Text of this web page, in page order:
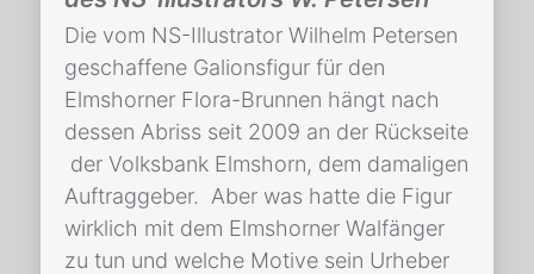
Die vom NS-Illustrator Wilhelm Petersen
geschaffene Galionsfigur für den
Elmshorner Flora-Brunnen hängt nach
dessen Abriss seit 2009 an der Rückseite
der Volksbank Elmshorn, dem damaligen
Auftraggeber. Aber was hatte die Figur
wirklich mit dem Elmshorner Walfänger
zu tun und welche Motive sein Urheber